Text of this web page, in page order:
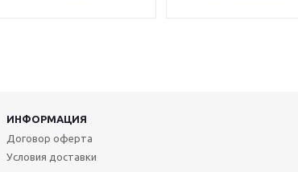
ИНФОРМАЦИЯ
Договор оферта
Условия доставки